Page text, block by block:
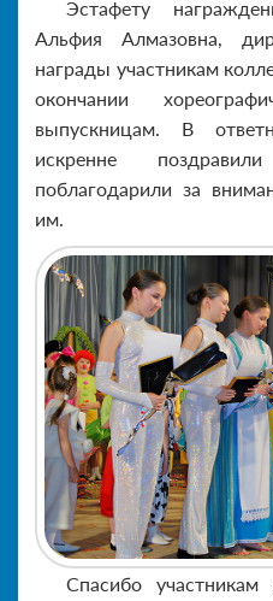
Эстафету
Альфия Алмазовна,
награды участникам
окончании
выпускницам. В
искренне
поблагодарили за
им.
Спасибо